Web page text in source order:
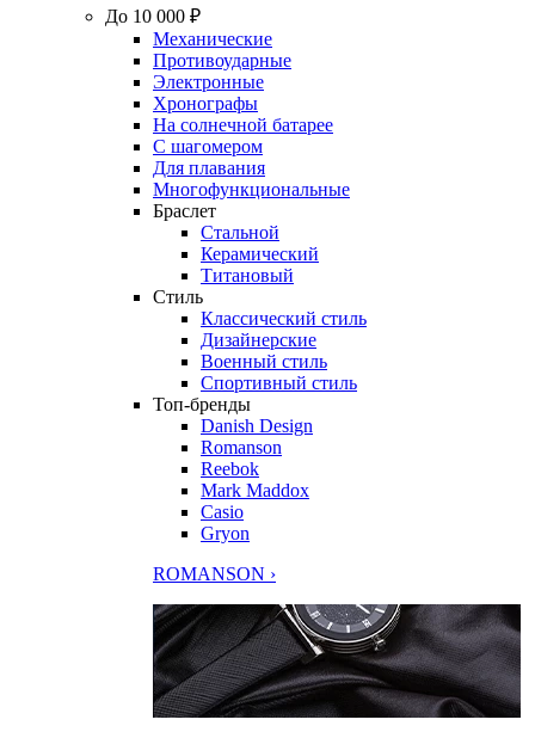
До 10 000 ₽
Механические
Противоударные
Электронные
Хронографы
На солнечной батарее
С шагомером
Для плавания
Многофункциональные
Браслет
Стальной
Керамический
Титановый
Стиль
Классический стиль
Дизайнерские
Военный стиль
Спортивный стиль
Топ-бренды
Danish Design
Romanson
Reebok
Mark Maddox
Casio
Gryon
ROMANSON ›